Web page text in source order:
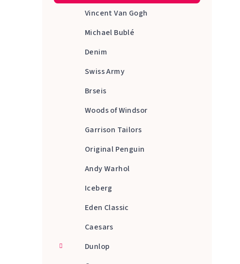
Vincent Van Gogh
Michael Bublé
Denim
Swiss Army
Brseis
Woods of Windsor
Garrison Tailors
Original Penguin
Andy Warhol
Iceberg
Eden Classic
Caesars
Dunlop